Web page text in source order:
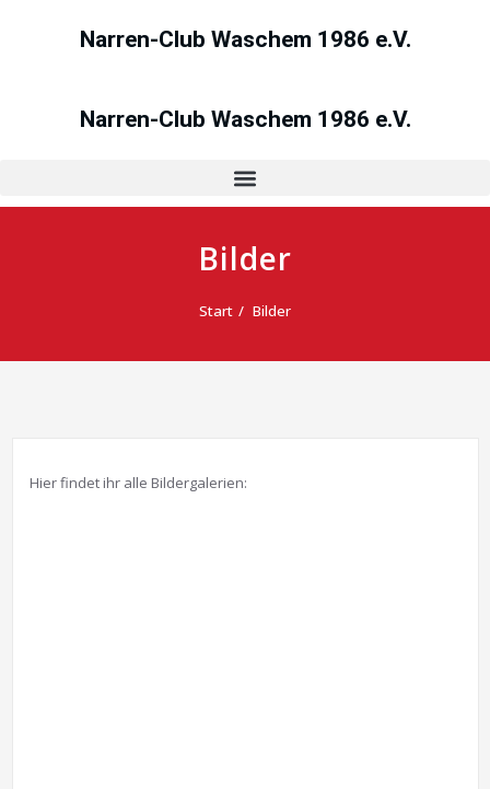
Narren-Club Waschem 1986 e.V.
Narren-Club Waschem 1986 e.V.
Bilder
Start Bilder
Hier findet ihr alle Bildergalerien: